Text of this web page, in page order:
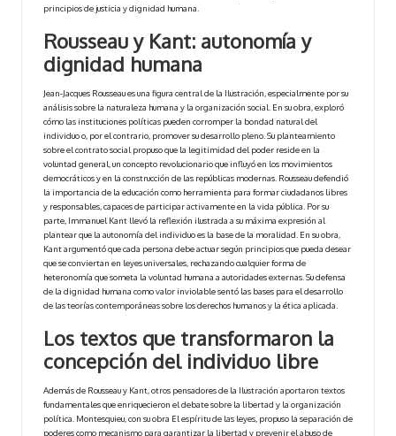
principios de justicia y dignidad humana.
Rousseau y Kant: autonomía y
dignidad humana
Jean-Jacques Rousseau es una figura central de la Ilustración, especialmente por su
análisis sobre la naturaleza humana y la organización social. En su obra, exploró
cómo las instituciones políticas pueden corromper la bondad natural del
individuo o, por el contrario, promover su desarrollo pleno. Su planteamiento
sobre el contrato social propuso que la legitimidad del poder reside en la
voluntad general, un concepto revolucionario que influyó en los movimientos
democráticos y en la construcción de las repúblicas modernas. Rousseau defendió
la importancia de la educación como herramienta para formar ciudadanos libres
y responsables, capaces de participar activamente en la vida pública. Por su
parte, Immanuel Kant llevó la reflexión ilustrada a su máxima expresión al
plantear que la autonomía del individuo es la base de la moralidad. En su obra,
Kant argumentó que cada persona debe actuar según principios que pueda desear
que se conviertan en leyes universales, rechazando cualquier forma de
heteronomía que someta la voluntad humana a autoridades externas. Su defensa
de la dignidad humana como valor inviolable sentó las bases para el desarrollo
de las teorías contemporáneas sobre los derechos humanos y la ética aplicada.
Los textos que transformaron la
concepción del individuo libre
Además de Rousseau y Kant, otros pensadores de la Ilustración aportaron textos
fundamentales que enriquecieron el debate sobre la libertad y la organización
política. Montesquieu, con su obra El espíritu de las leyes, propuso la separación de
poderes como mecanismo para garantizar la libertad y prevenir el abuso de